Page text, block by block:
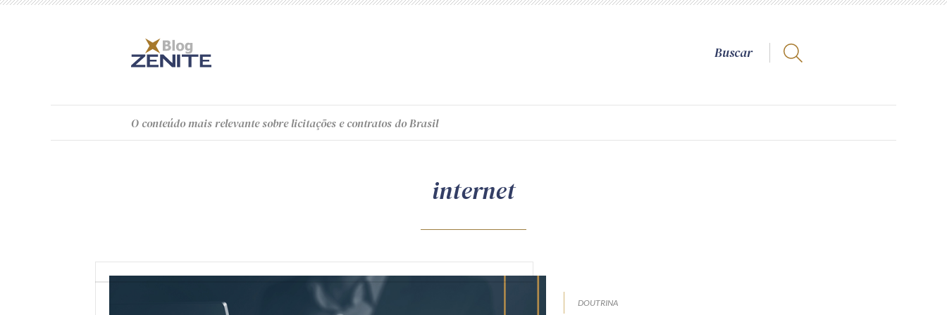
O conteúdomais relevante sobre licitações e contratos do Brasil
internet
DOUTRINA